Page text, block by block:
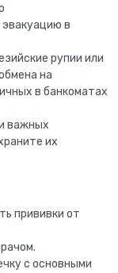
в
рупии или
на
в банкоматах
важных
их
прививки от
с основными